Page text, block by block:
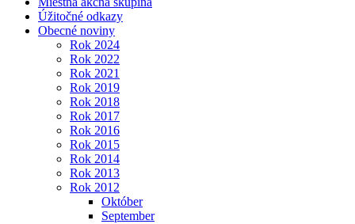
Úžitočné odkazy
Obecné noviny
Rok 2024
Rok 2022
Rok 2021
Rok 2019
Rok 2018
Rok 2017
Rok 2016
Rok 2015
Rok 2014
Rok 2013
Rok 2012
Október
September